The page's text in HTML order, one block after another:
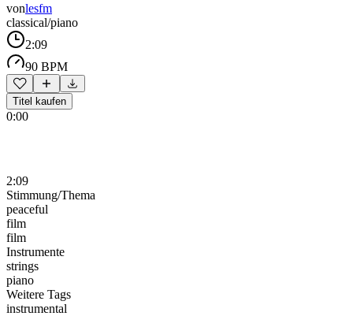
vonlesfm
classical/piano
2:09
90 BPM
Titel kaufen
0:00
2:09
Stimmung/Thema
peaceful
film
film
Instrumente
strings
piano
Weitere Tags
instrumental